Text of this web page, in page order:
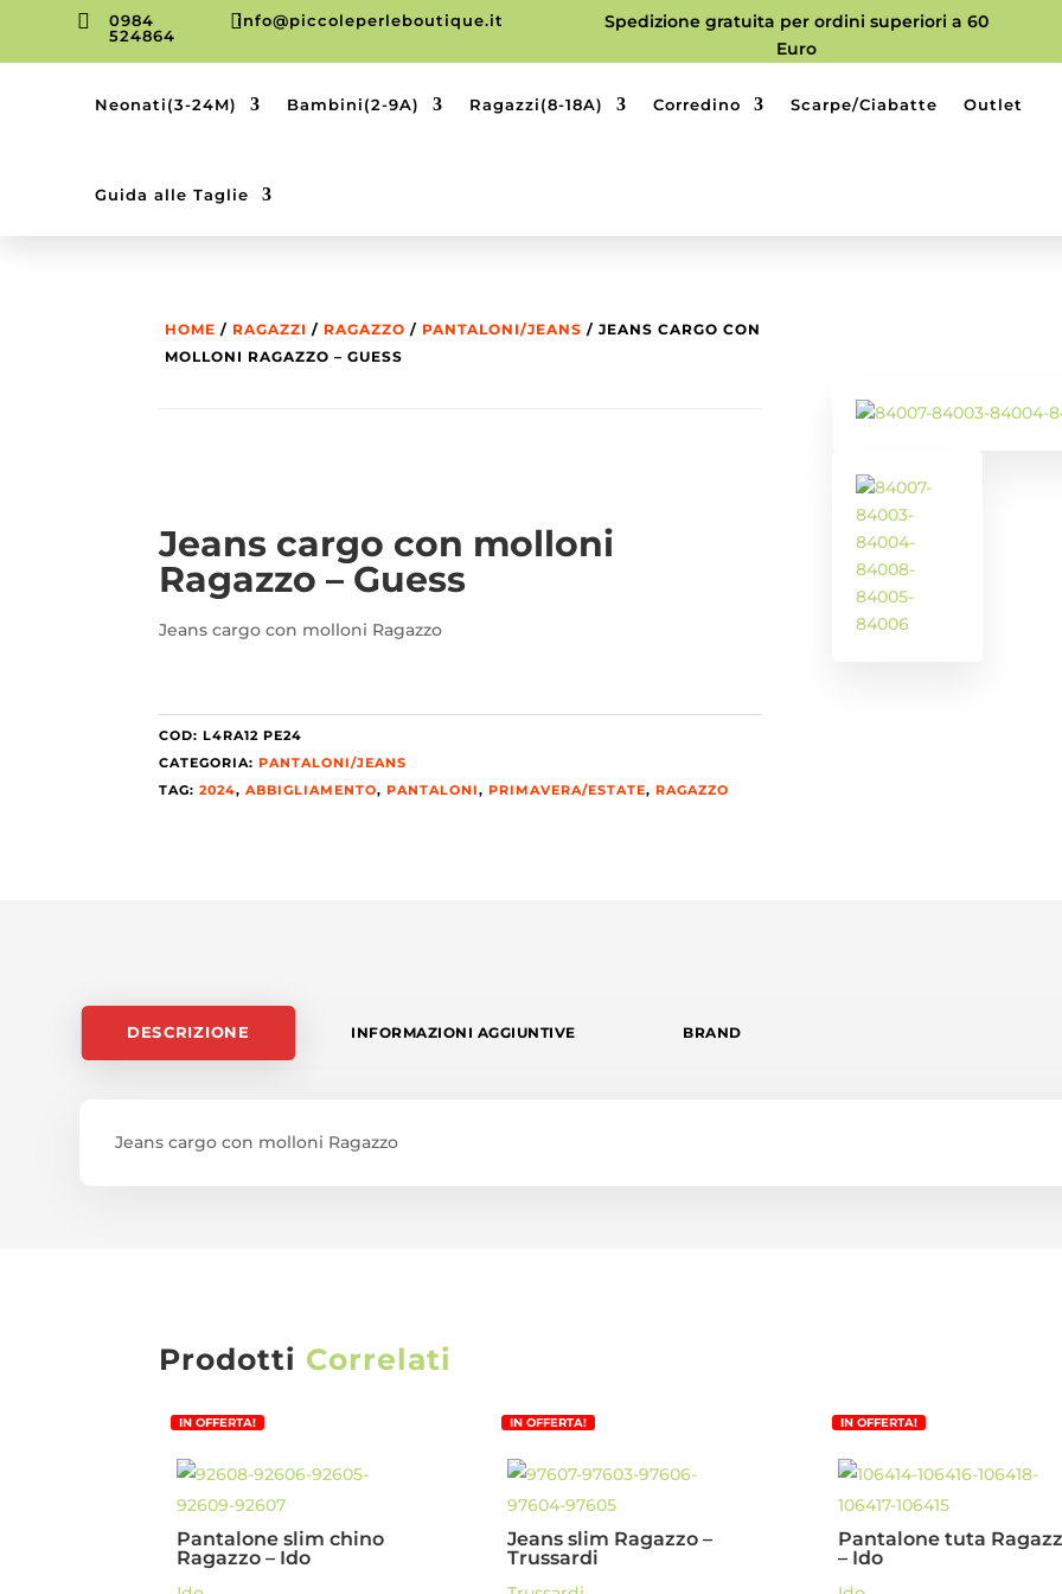

0984
524864
info@piccoleperleboutique.it
Spedizione gratuita per ordini superiori a 60
Euro
Neonati(3-24M) Bambini(2-9A) Ragazzi(8-18A) Corredino Scarpe/Ciabatte Outlet
Guida alle Taglie
HOME / RAGAZZI / RAGAZZO / PANTALONI/JEANS / JEANS CARGO CON
MOLLONI RAGAZZO – GUESS
Jeans cargo con molloni
Ragazzo – Guess
Jeans cargo con molloni Ragazzo
COD:L4RA12 PE24
CATEGORIA:PANTALONI/JEANS
TAG:2024,ABBIGLIAMENTO,PANTALONI,PRIMAVERA/ESTATE,RAGAZZO
DESCRIZIONE INFORMAZIONI AGGIUNTIVE BRAND
Jeans cargo con molloni Ragazzo
Prodotti Correlati
IN OFFERTA!
Pantalone slim chino
Ragazzo – Ido
IN OFFERTA!
Jeans slim Ragazzo –
Trussardi
IN OFFERTA!
Pantalone tuta
– Ido